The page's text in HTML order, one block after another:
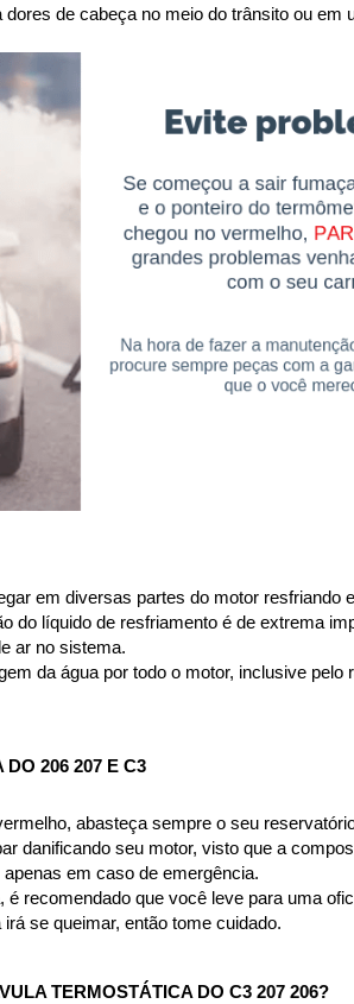
de cabeça no meio do trânsito ou em
em diversas partes do motor resfriando
líquido de resfriamento é de extrema
ar no sistema.
da água por todo o motor, inclusive pelo
206 207 E C3
abasteça sempre o seu
danificando seu motor, visto que a
em caso de emergência.
recomendado que você leve para uma
se queimar, então tome cuidado.
TERMOSTÁTICA DO C3 207 206?